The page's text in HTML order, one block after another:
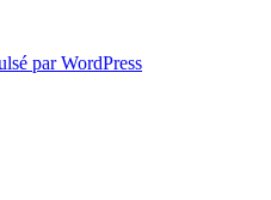
par WordPress